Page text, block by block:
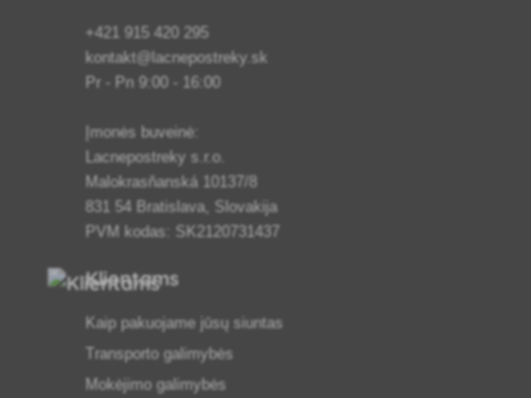
+421 915 420 295
kontakt@lacnepostreky.sk
Pr - Pn 9:00 - 16:00
Įmonės buveinė:
Lacnepostreky s.r.o.
Malokrasňanská 10137/8
831 54 Bratislava, Slovakija
PVM kodas: SK2120731437
Klientams
Kaip pakuojame jūsų siuntas
Transporto galimybės
Mokėjimo galimybės